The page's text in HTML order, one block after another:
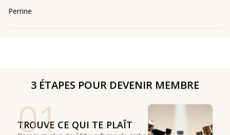
Perrine
3 ÉTAPES POUR DEVENIR MEMBRE
01
TROUVE CE QUI TE PLAÎT